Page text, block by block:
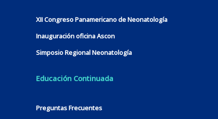
XII Congreso Panamericano de Neonatología
Inauguración oficina Ascon
Simposio Regional Neonatología
Educación Continuada
Preguntas Frecuentes